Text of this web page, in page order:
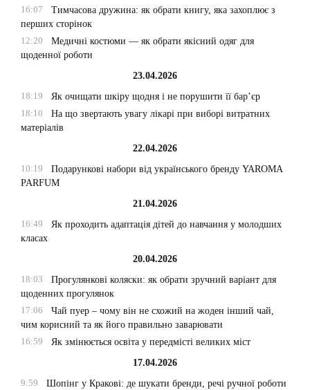
16:07
Тимчасова дружина: як обрати книгу, яка захоплює з
перших сторінок
12:20
Медичні костюми — як обрати якісний одяг для
щоденної роботи
23.04.2026
18:19
Як очищати шкіру щодня і не порушити її бар’єр
18:10
На що звертають увагу лікарі при виборі витратних
матеріалів
22.04.2026
10:19
Подарункові набори від українського бренду YAROMA
PARFUM
21.04.2026
16:49
Як проходить адаптація дітей до навчання у молодших
класах
20.04.2026
18:03
Прогулянкові коляски: як обрати зручний варіант для
щоденних прогулянок
17:06
Чай пуер – чому він не схожий на жоден інший чай,
чим корисний та як його правильно заварювати
16:59
Як змінюється освіта у передмісті великих міст
17.04.2026
9:59
Шопінг у Кракові: де шукати бренди, речі ручної роботи